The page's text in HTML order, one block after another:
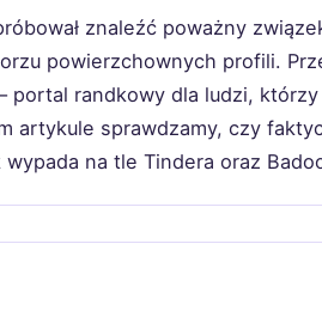
znaleźć poważny
powierzchownych profili.
portal randkowy dla ludzi,
artykule sprawdzamy, czy
na tle Tindera oraz